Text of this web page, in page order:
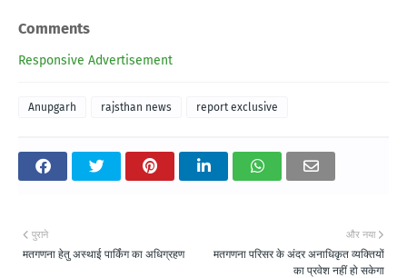
Comments
Responsive Advertisement
Anupgarh rajsthan news report exclusive
और नया
मतगणना परिसर के अंदर अनाधिकृत व्यक्तियों
का प्रवेश नहीं हो सकेगा
पुराने
मतगणना हेतु अस्थाई पार्किंग का अधिग्रहण